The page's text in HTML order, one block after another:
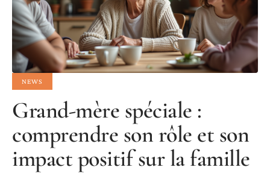
NEWS
Grand-mère spéciale :
comprendre son rôle et son
impact positif sur la famille